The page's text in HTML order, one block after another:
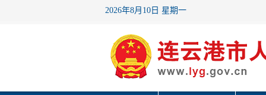
2026年8月10日 星期一